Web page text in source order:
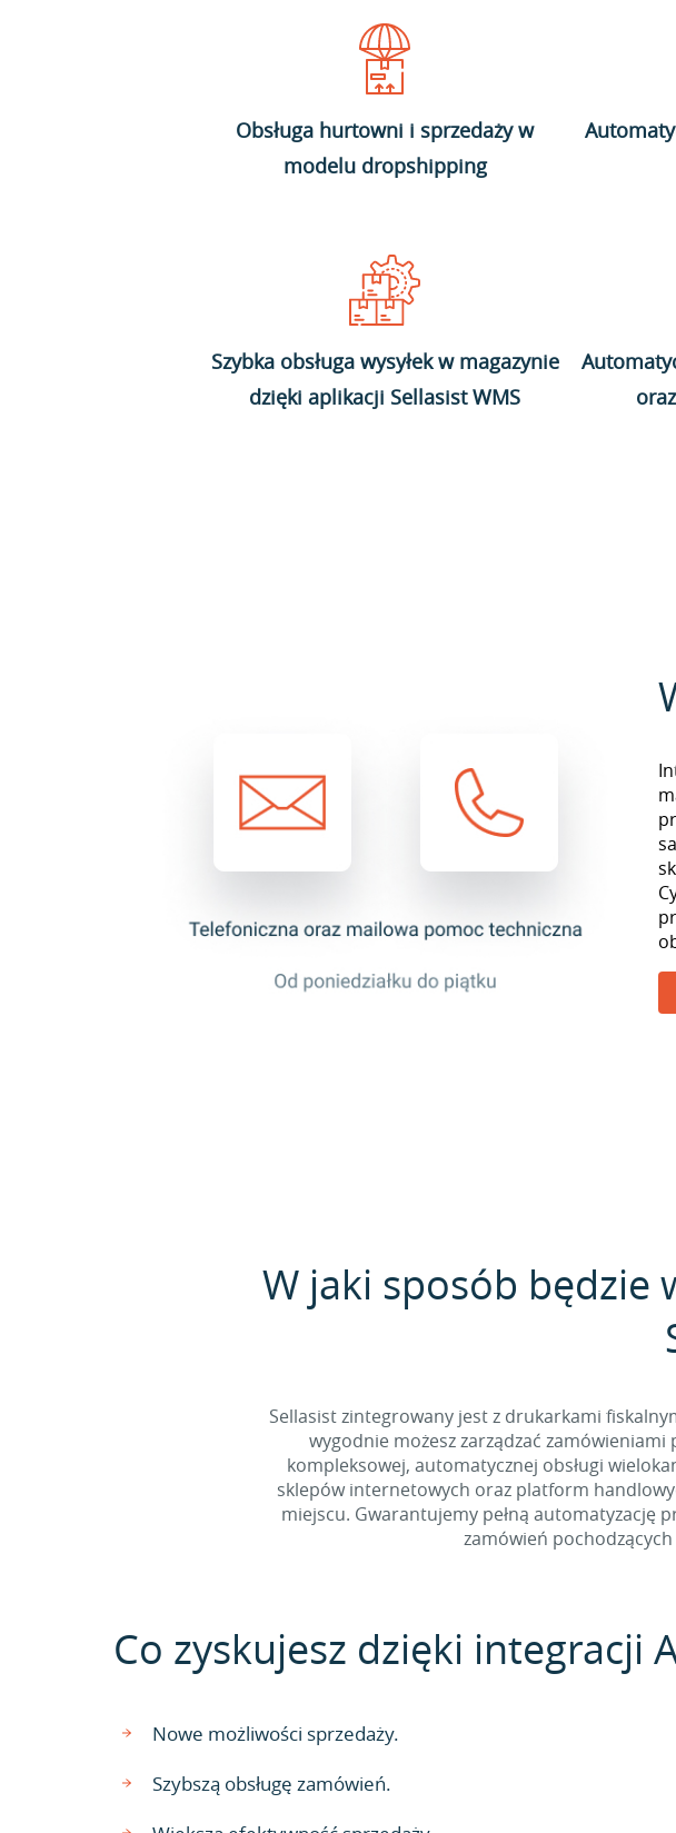
Obsługa hurtowni i sprzedaży w
modelu dropshipping
Szybka obsługa wysyłek w magazynie
dzięki aplikacji Sellasist WMS
W jaki sposób będzie
Sellasist zintegrowany jest z drukarkami
wygodnie możesz zarządzać
kompleksowej, automatycznej obsługi
sklepów internetowych oraz platform
miejscu. Gwarantujemy pełną automatyzację
zamówień
Co zyskujesz dzięki integracji
Nowe możliwości sprzedaży.
Szybszą obsługę zamówień.